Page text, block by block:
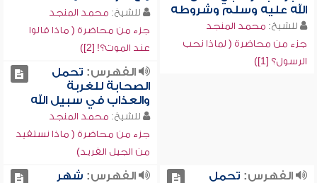
الله عليه وسلم وشروطه
للشيخ: محمد المنجد
جزء من محاضرة ( لماذا نحب
الرسول؟ [1])
للشيخ: محمد المنجد
جزء من محاضرة ( ماذا قالوا
عند الموت؟! [2])
الفهرس: تحمل
الصحابة للغربة
والعذاب في سبيل الله
للشيخ: محمد المنجد
جزء من محاضرة ( ماذا نستفيد
من الجيل الفريد)
الفهرس: تحمل
الفهرس: شهر